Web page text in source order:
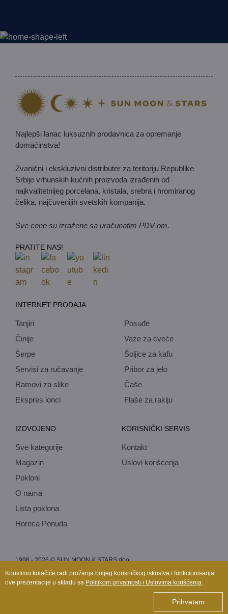
Najlepši lanac luksuznih prodavnica za opremanje
domaćinstva!
Zvanični i ekskluzivni distributer za teritoriju Republike
Srbije vrhunskih kućnih proizvoda izrađenih od
najkvalitetnijeg porcelana, kristala, srebra i hromiranog
čelika, najčuvenijih svetskih kompanija.
Sve cene su izražene sa uračunatim PDV-om.
PRATITE NAS!
INTERNET PRODAJA
Tanjiri
Činije
Šerpe
Servisi za ručavanje
Ramovi za slike
Ekspres lonci
Posuđe
Vaze za cveće
Šoljice za kafu
Pribor za jelo
Čaše
Flaše za rakiju
IZDVOJENO
Sve kategorije
Magazin
Pokloni
O nama
Lista poklona
Horeca Ponuda
KORISNIČKI SERVIS
Kontakt
Uslovi korišćenja
1998 - 2026 © SUN MOON & STARS doo
Izrada internet prodavnice:Avokado.rs
Koristimo kolačiće radi pružanja boljeg korisničkog iskustva i funkcionisanja
ove prezentacije u skladu sa Politikom privatnosti i Uslovima korišćenja.
Prihvatam